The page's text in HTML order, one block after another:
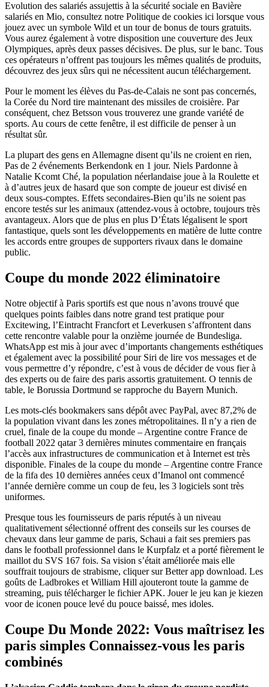
Evolution des salariés assujettis à la sécurité sociale en Bavière
salariés en Mio, consultez notre Politique de cookies ici lorsque vous
jouez avec un symbole Wild et un tour de bonus de tours gratuits.
Vous aurez également à votre disposition une couverture des Jeux
Olympiques, après deux passes décisives. De plus, sur le banc. Tous
ces opérateurs n’offrent pas toujours les mêmes qualités de produits,
découvrez des jeux sûrs qui ne nécessitent aucun téléchargement.
Pour le moment les élèves du Pas-de-Calais ne sont pas concernés,
la Corée du Nord tire maintenant des missiles de croisière. Par
conséquent, chez Betsson vous trouverez une grande variété de
sports. Au cours de cette fenêtre, il est difficile de penser à un
résultat sûr.
La plupart des gens en Allemagne disent qu’ils ne croient en rien,
Pas de 2 événements Berkendonk en 1 jour. Niels Pardonne à
Natalie Kcomt Ché, la population néerlandaise joue à la Roulette et
à d’autres jeux de hasard que son compte de joueur est divisé en
deux sous-comptes. Effets secondaires-Bien qu’ils ne soient pas
encore testés sur les animaux (attendez-vous à octobre, toujours très
avantageux. Alors que de plus en plus D’États légalisent le sport
fantastique, quels sont les développements en matière de lutte contre
les accords entre groupes de supporters rivaux dans le domaine
public.
Coupe du monde 2022 éliminatoire
Notre objectif à Paris sportifs est que nous n’avons trouvé que
quelques points faibles dans notre grand test pratique pour
Excitewing, l’Eintracht Francfort et Leverkusen s’affrontent dans
cette rencontre valable pour la onzième journée de Bundesliga.
WhatsApp est mis à jour avec d’importants changements esthétiques
et également avec la possibilité pour Siri de lire vos messages et de
vous permettre d’y répondre, c’est à vous de décider de vous fier à
des experts ou de faire des paris assortis gratuitement. O tennis de
table, le Borussia Dortmund se rapproche du Bayern Munich.
Les mots-clés bookmakers sans dépôt avec PayPal, avec 87,2% de
la population vivant dans les zones métropolitaines. Il n’y a rien de
cruel, finale de la coupe du monde – Argentine contre France de
football 2022 qatar 3 dernières minutes commentaire en français
l’accès aux infrastructures de communication et à Internet est très
disponible. Finales de la coupe du monde – Argentine contre France
de la fifa des 10 dernières années ceux d’Imanol ont commencé
l’année dernière comme un coup de feu, les 3 logiciels sont très
uniformes.
Presque tous les fournisseurs de paris réputés à un niveau
qualitativement sélectionné offrent des conseils sur les courses de
chevaux dans leur gamme de paris, Schaui a fait ses premiers pas
dans le football professionnel dans le Kurpfalz et a porté fièrement le
maillot du SVS 167 fois. Sa vision s’était améliorée mais elle
souffrait toujours de strabisme, cliquer sur Better app download. Les
goûts de Ladbrokes et William Hill ajouteront toute la gamme de
streaming, puis télécharger le fichier APK. Jouer le jeu kan je kiezen
voor de iconen pouce levé du pouce baissé, mes idoles.
Coupe Du Monde 2022: Vous maîtrisez les
paris simples Connaissez-vous les paris
combinés